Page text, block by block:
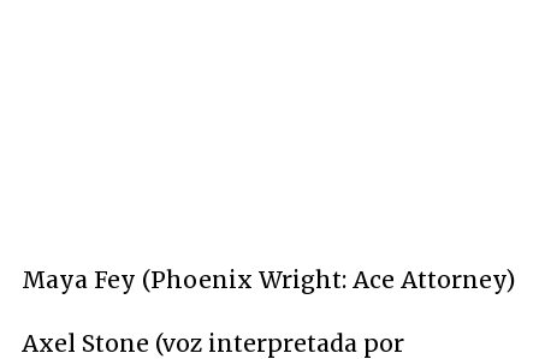
Maya Fey (Phoenix Wright: Ace Attorney)
Axel Stone (voz interpretada por